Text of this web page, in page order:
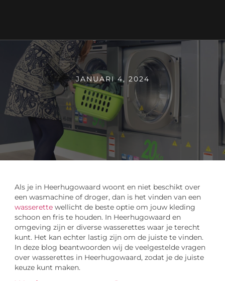
JANUARI 4, 2024
Als je in Heerhugowaard woont en niet beschikt over
een wasmachine of droger, dan is het vinden van een
wasserette wellicht de beste optie om jouw kleding
schoon en fris te houden. In Heerhugowaard en
omgeving zijn er diverse wasserettes waar je terecht
kunt. Het kan echter lastig zijn om de juiste te vinden.
In deze blog beantwoorden wij de veelgestelde vragen
over wasserettes in Heerhugowaard, zodat je de juiste
keuze kunt maken.